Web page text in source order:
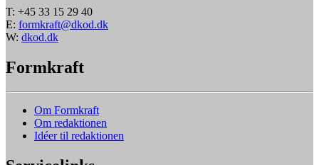
T: +45 33 15 29 40
E: formkraft@dkod.dk
W: dkod.dk
Formkraft
Om Formkraft
Om redaktionen
Idéer til redaktionen